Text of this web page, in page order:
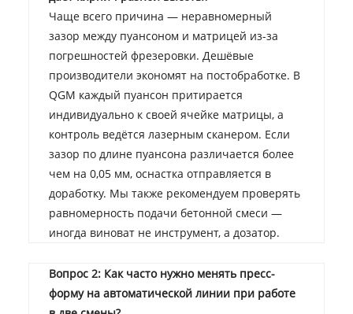
Чаще всего причина — неравномерный
зазор между пуансоном и матрицей из-за
погрешностей фрезеровки. Дешёвые
производители экономят на постобработке. В
QGM каждый пуансон притирается
индивидуально к своей ячейке матрицы, а
контроль ведётся лазерным сканером. Если
зазор по длине пуансона различается более
чем на 0,05 мм, оснастка отправляется в
доработку. Мы также рекомендуем проверять
равномерность подачи бетонной смеси —
иногда виноват не инструмент, а дозатор.
Вопрос 2: Как часто нужно менять пресс-
форму на автоматической линии при работе